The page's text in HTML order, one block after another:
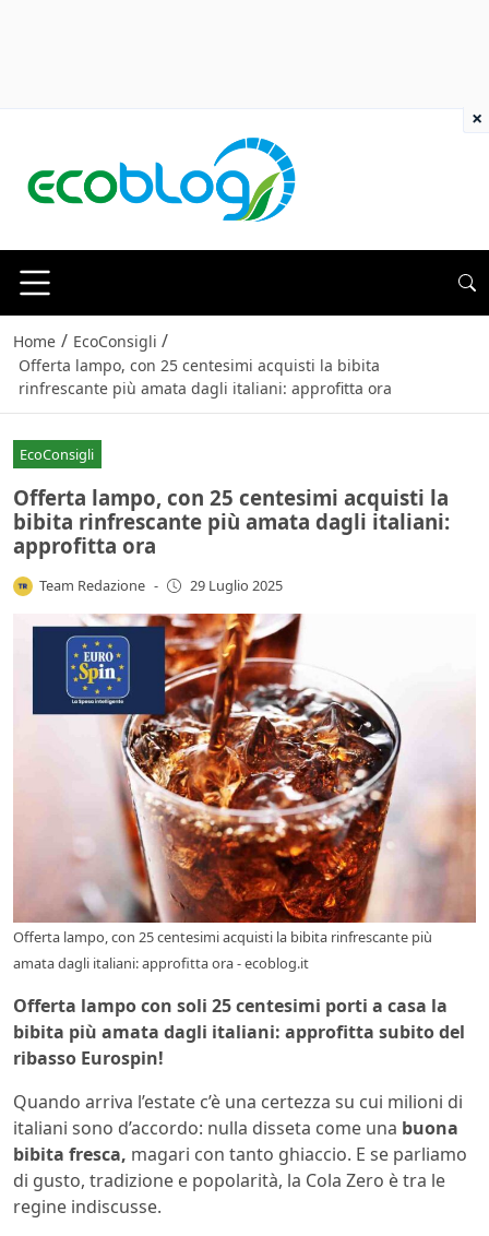
Home / EcoConsigli /
Offerta lampo, con 25 centesimi acquisti la bibita
rinfrescante più amata dagli italiani: approfitta ora
EcoConsigli
Offerta lampo, con 25 centesimi acquisti la
bibita rinfrescante più amata dagli italiani:
approfitta ora
Team Redazione - 29 Luglio 2025
Offerta lampo, con 25 centesimi acquisti la bibita rinfrescante più
amata dagli italiani: approfitta ora - ecoblog.it
Offerta lampo con soli 25 centesimi porti a casa la
bibita più amata dagli italiani: approfitta subito del
ribasso Eurospin!
Quando arriva l’estate c’è una certezza su cui milioni di
italiani sono d’accordo: nulla disseta come una buona
bibita fresca, magari con tanto ghiaccio. E se parliamo
di gusto, tradizione e popolarità, la Cola Zero è tra le
regine indiscusse.
×